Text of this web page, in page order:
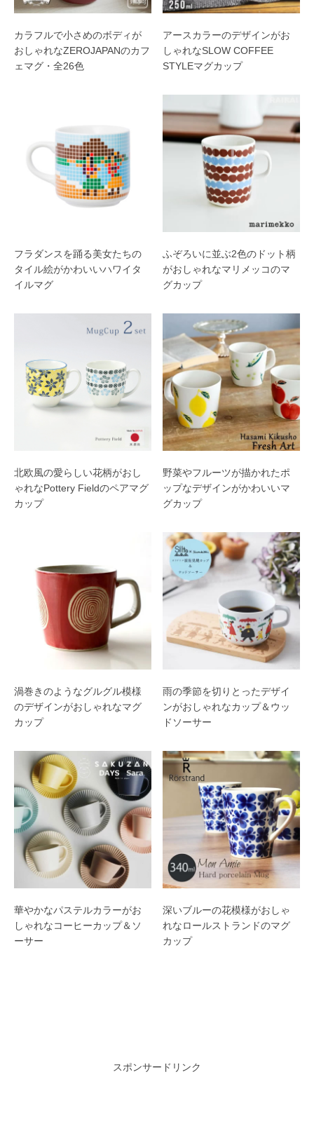
カラフルで小さめのボディが
おしゃれなZEROJAPANのカフ
ェマグ・全26色
アースカラーのデザインがお
しゃれなSLOW COFFEE
STYLEマグカップ
フラダンスを踊る美女たちの
タイル絵がかわいいハワイタ
イルマグ
ふぞろいに並ぶ2色のドット柄
がおしゃれなマリメッコのマ
グカップ
北欧風の愛らしい花柄がおし
ゃれなPottery Fieldのペアマグ
カップ
野菜やフルーツが描かれたポ
ップなデザインがかわいいマ
グカップ
渦巻きのようなグルグル模様
のデザインがおしゃれなマグ
カップ
雨の季節を切りとったデザイ
ンがおしゃれなカップ＆ウッ
ドソーサー
華やかなパステルカラーがお
しゃれなコーヒーカップ＆ソ
ーサー
深いブルーの花模様がおしゃ
れなロールストランドのマグ
カップ
スポンサードリンク